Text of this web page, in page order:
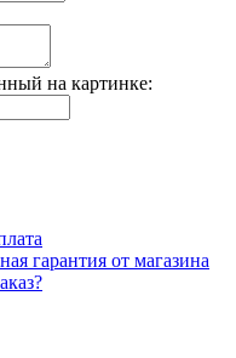
на картинке:
гарантия от магазина